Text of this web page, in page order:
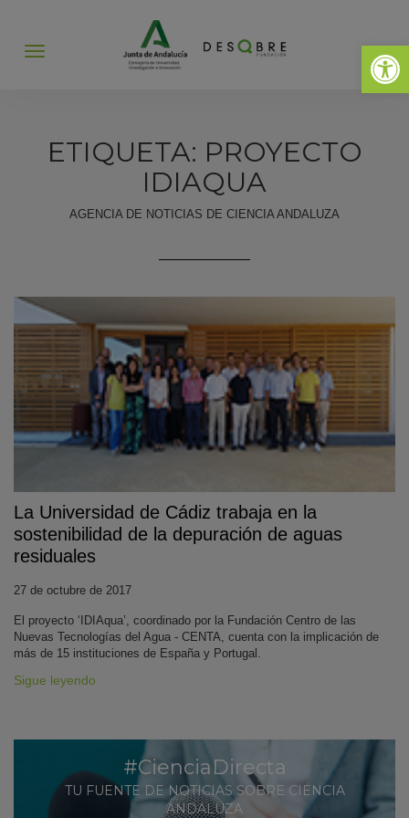
Abrir
Abrir
ETIQUETA: PROYECTO
IDIAQUA
AGENCIA DE NOTICIAS DE CIENCIA ANDALUZA
La Universidad de Cádiz trabaja en la
sostenibilidad de la depuración de aguas
residuales
27 de octubre de 2017
El proyecto ‘IDIAqua’, coordinado por la Fundación Centro de las
Nuevas Tecnologías del Agua - CENTA, cuenta con la implicación de
más de 15 instituciones de España y Portugal.
Sigue leyendo
#CienciaDirecta
TU FUENTE DE NOTICIAS SOBRE CIENCIA
ANDALUZA